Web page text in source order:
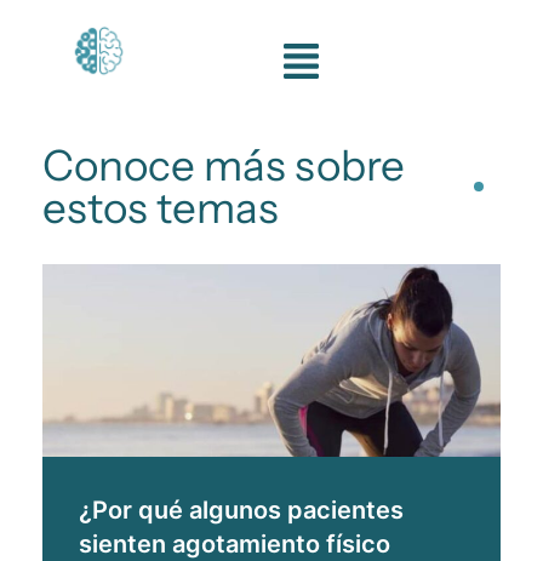
Conoce más sobre
estos temas
¿Por qué algunos pacientes
sienten agotamiento físico